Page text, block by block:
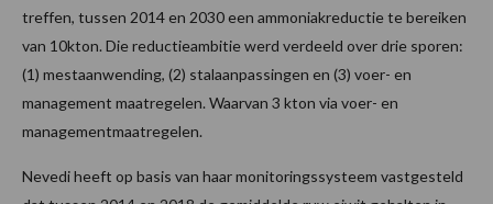
treffen, tussen 2014 en 2030 een ammoniakreductie te bereiken
van 10kton. Die reductieambitie werd verdeeld over drie sporen:
(1) mestaanwending, (2) stalaanpassingen en (3) voer- en
management maatregelen. Waarvan 3 kton via voer- en
managementmaatregelen.
Nevedi heeft op basis van haar monitoringssysteem vastgesteld